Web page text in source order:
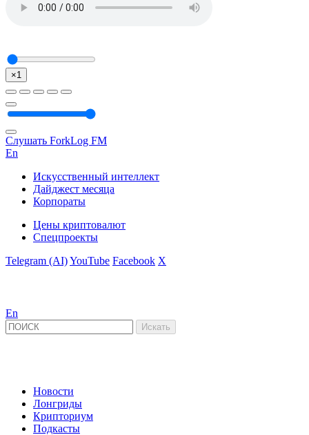
×1
Слушать ForkLog FM
En
Искусственный интеллект
Дайджест месяца
Корпораты
Цены криптовалют
Спецпроекты
Telegram (AI)YouTube Facebook X
En
Новости
Лонгриды
Крипториум
Подкасты